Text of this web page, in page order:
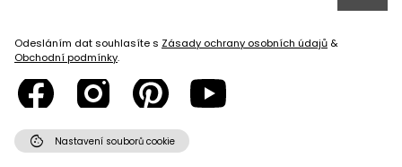
Odesláním dat souhlasíte s Zásady ochrany osobních údajů &
Obchodní podmínky.
cookie Nastavení souborů cookie